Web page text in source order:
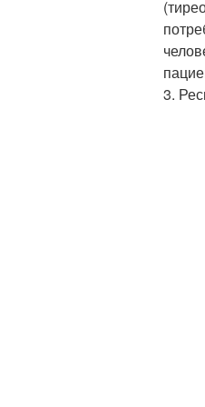
3.